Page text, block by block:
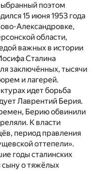
поэтом
15 июня 1953 года
Александровке,
области,
важных в истории
Сталина
заключённых, тысячи
и лагерей.
идет борьба
Лаврентий Берия.
Берию обвинили
К власти
период правления
оттепели».
годы сталинских
сыну о тяжёлых